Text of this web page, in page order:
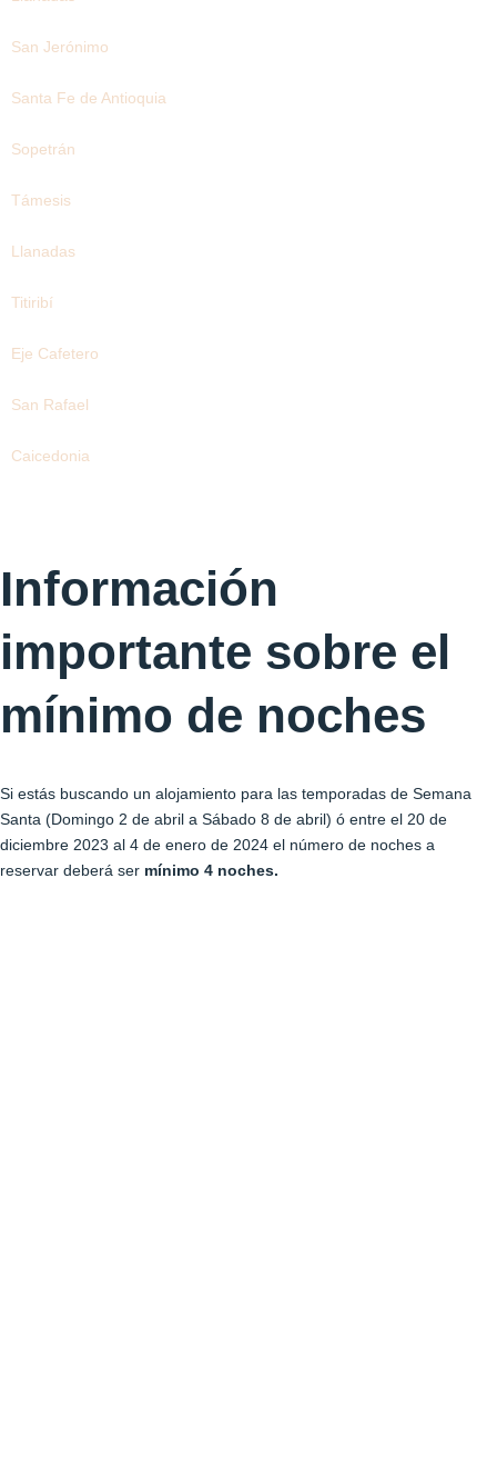
San Jerónimo
Santa Fe de Antioquia
Sopetrán
Támesis
Llanadas
Titiribí
Eje Cafetero
San Rafael
Caicedonia
Información
importante sobre el
mínimo de noches
Si estás buscando un alojamiento para las temporadas de Semana
Santa (Domingo 2 de abril a Sábado 8 de abril) ó entre el 20 de
diciembre 2023 al 4 de enero de 2024 el número de noches a
reservar deberá ser mínimo 4 noches.